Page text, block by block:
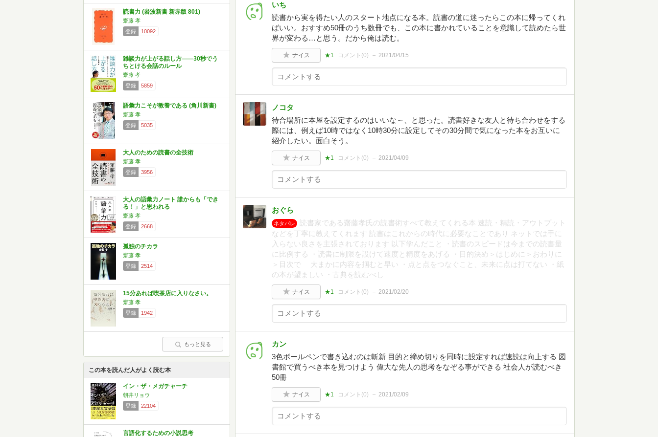
読書力 (岩波新書 新赤版 801)
齋藤 孝
登録
10092
雑談力が上がる話し方――30秒でう
ちとける会話のルール
齋藤 孝
登録
5859
語彙力こそが教養である (角川新書)
齋藤 孝
登録
5035
大人のための読書の全技術
齋藤 孝
登録
3956
大人の語彙力ノート 誰からも「でき
る！」と思われる
齋藤 孝
登録
2668
孤独のチカラ
齋藤 孝
登録
2514
15分あれば喫茶店に入りなさい。
齋藤 孝
登録
1942
もっと見る
この本を読んだ人がよく読む本
イン・ザ・メガチャーチ
朝井リョウ
登録
22104
言語化するための小説思考
いち
読書から実を得たい人のスタート地点になる本。読書の道に迷ったらこの本に帰ってくれ
ばいい。おすすめ50冊のうち数冊でも、この本に書かれていることを意識して読めたら世
界が変わる…と思う。だから俺は読む。
ナイス ★1 コメント(0) 2021/04/15
ノコタ
待合場所に本屋を設定するのはいいな～、と思った。読書好きな友人と待ち合わせをする
際には、例えば10時ではなく10時30分に設定してその30分間で気になった本をお互いに
紹介したい。面白そう。
ナイス ★1 コメント(0) 2021/04/09
おぐら
ネタバレ
読書家である齋藤孝氏の読書術すべて教えてくれる本 速読・精読・アウトプット
などを丁寧に教えてくれます 読書はこれからの時代に必要なことであり ネットでは手に
入らない良さを主張されております 以下学んだこと ・読書のスピードは今までの読書量
に比例する ・読書に制限を設けて速度と精度をあげる ・目的決め＞はじめに＞おわりに
＞目次で 大まかに内容を掴むと早い ・点と点をつなぐこと、未来に点は打てない ・紙
の本が望ましい ・古典を読むべし
ナイス ★1 コメント(0) 2021/02/20
カン
3色ボールペンで書き込むのは斬新 目的と締め切りを同時に設定すれば速読は向上する 図
書館で買うべき本を見つけよう 偉大な先人の思考をなぞる事ができる 社会人が読むべき
50冊
ナイス ★1 コメント(0) 2021/02/09